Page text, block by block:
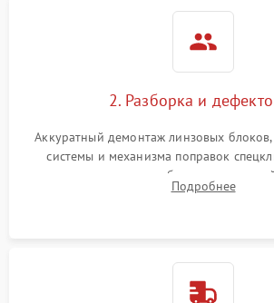
2. Разборка и
Аккуратный демонтаж линзовых
системы и механизма поправок
внутренних резьбовых
уплотнительных колец. Поиск причин
Подробнее